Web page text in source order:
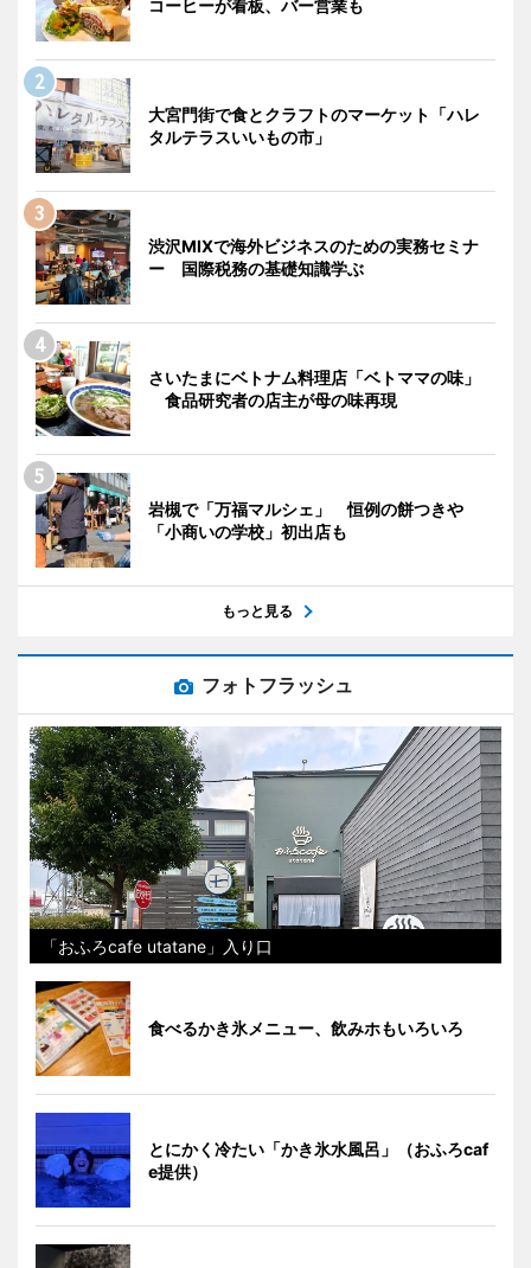
コーヒーが看板、バー営業も
大宮門街で食とクラフトのマーケット「ハレ
タルテラスいいもの市」
渋沢MIXで海外ビジネスのための実務セミナ
ー 国際税務の基礎知識学ぶ
さいたまにベトナム料理店「ベトママの味」
食品研究者の店主が母の味再現
岩槻で「万福マルシェ」 恒例の餅つきや
「小商いの学校」初出店も
もっと見る
フォトフラッシュ
「おふろcafe utatane」入り口
食べるかき氷メニュー、飲みホもいろいろ
とにかく冷たい「かき氷水風呂」（おふろcaf
e提供）